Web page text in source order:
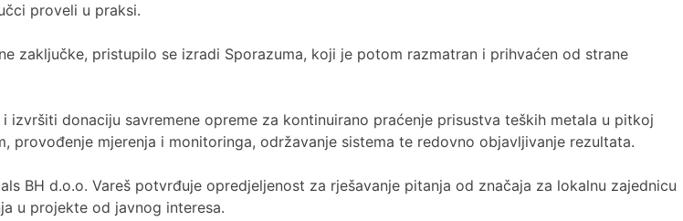
proveli u praksi.
zaključke, pristupilo se izradi Sporazuma, koji je potom razmatran i prihvaćen od strane
izvršiti donaciju savremene opreme za kontinuirano praćenje prisustva teških metala u pitkoj
mjerenja i monitoringa, održavanje sistema te redovno objavljivanje rezultata.
BH d.o.o. Vareš potvrđuje opredjeljenost za rješavanje pitanja od značaja za lokalnu zajednicu
u projekte od javnog interesa.